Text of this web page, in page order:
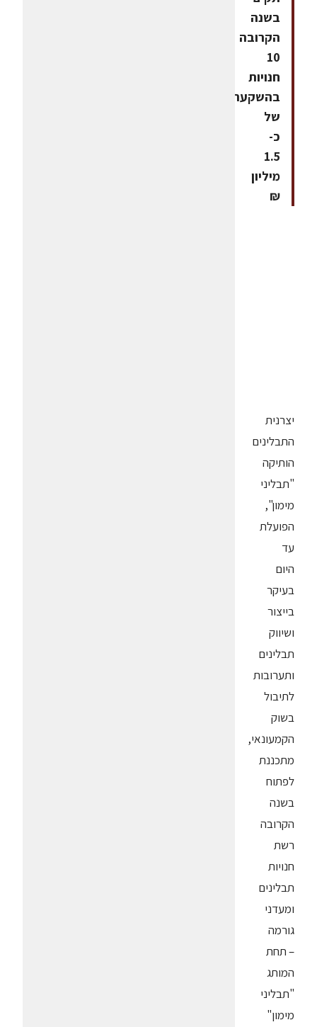
בשנה
הקרובה
10
חנויות
בהשקעה
של
כ-
1.5
מיליון
₪
יצרנית
התבלינים
הותיקה
"תבליני
מימון",
הפועלת
עד
היום
בעיקר
בייצור
ושיווק
תבלינים
ותערובות
לתיבול
בשוק
הקמעונאי,
מתכננת
לפתוח
בשנה
הקרובה
רשת
חנויות
תבלינים
ומעדני
גורמה
– תחת
המותג
"תבליני
מימון"